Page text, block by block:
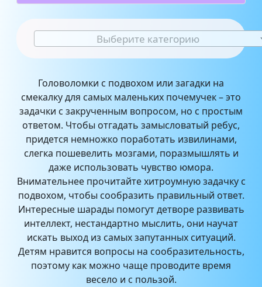
Выберите категорию
Головоломки с подвохом или загадки на
смекалку для самых маленьких почемучек – это
задачки с закрученным вопросом, но с простым
ответом. Чтобы отгадать замысловатый ребус,
придется немножко поработать извилинами,
слегка пошевелить мозгами, поразмышлять и
даже использовать чувство юмора.
Внимательнее прочитайте хитроумную задачку с
подвохом, чтобы сообразить правильный ответ.
Интересные шарады помогут детворе развивать
интеллект, нестандартно мыслить, они научат
искать выход из самых запутанных ситуаций.
Детям нравится вопросы на сообразительность,
поэтому как можно чаще проводите время
весело и с пользой.